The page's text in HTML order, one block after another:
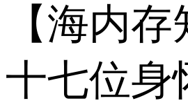
【海内存
十七位身